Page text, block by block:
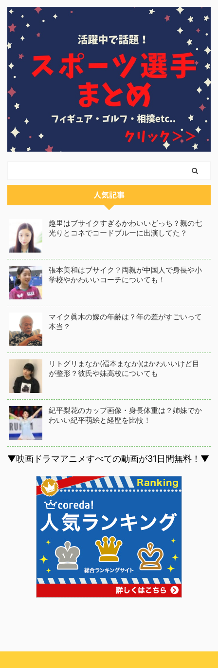
人気記事
趣里はブサイクすぎるかわいいどっち？親の七
光りとコネでコードブルーに出演してた？
張本美和はブサイク？両親が中国人で身長や小
学校やかわいいコーチについても！
マイク眞木の嫁の年齢は？年の差がすごいって
本当？
リトグリまなか(福本まなか)はかわいいけど目
が整形？彼氏や妹高校についても
紀平梨花のカップ画像・身長体重は？姉妹でか
わいい紀平萌絵と経歴を比較！
▼映画ドラマアニメすべての動画が31日間無料！▼